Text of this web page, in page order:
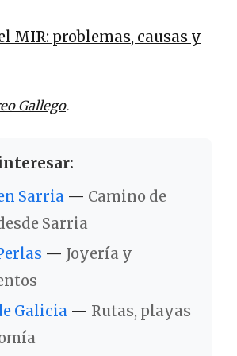
MIR: problemas, causas y
Gallego.
Sarria — Camino de
Sarria
— Joyería y
Galicia — Rutas, playas